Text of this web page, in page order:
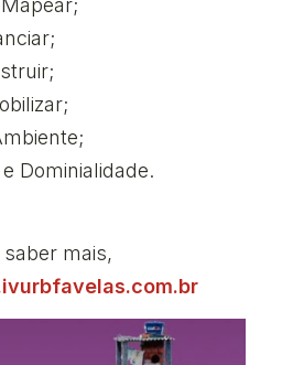
Dominialidade.
saber mais,